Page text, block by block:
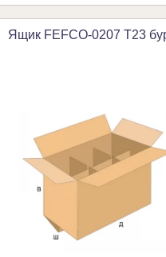
Ящик FEFCO-0207 Т23